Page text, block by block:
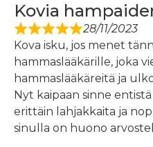
Kovia
28/11/2023
Kova isku, jos menet
hammaslääkärille, joka
hammaslääkäreitä ja
Nyt kaipaan sinne
erittäin lahjakkaita ja
sinulla on huono